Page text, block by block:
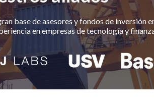
base de asesores y fondos de inversión
en empresas de tecnología y